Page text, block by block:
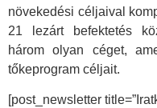
növekedési céljaival
21 lezárt befektetés
három olyan céget,
tőkeprogram céljait.
[post_newsletter